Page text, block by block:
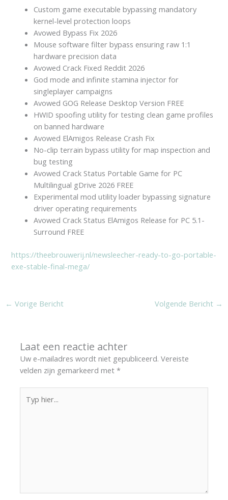
Custom game executable bypassing mandatory
kernel-level protection loops
Avowed Bypass Fix 2026
Mouse software filter bypass ensuring raw 1:1
hardware precision data
Avowed Crack Fixed Reddit 2026
God mode and infinite stamina injector for
singleplayer campaigns
Avowed GOG Release Desktop Version FREE
HWID spoofing utility for testing clean game profiles
on banned hardware
Avowed ElAmigos Release Crash Fix
No-clip terrain bypass utility for map inspection and
bug testing
Avowed Crack Status Portable Game for PC
Multilingual gDrive 2026 FREE
Experimental mod utility loader bypassing signature
driver operating requirements
Avowed Crack Status ElAmigos Release for PC 5.1-
Surround FREE
https://theebrouwerij.nl/newsleecher-ready-to-go-portable-
exe-stable-final-mega/
← Vorige Bericht Volgende Bericht →
Laat een reactie achter
Uw e-mailadres wordt niet gepubliceerd. Vereiste
velden zijn gemarkeerd met*
hier...